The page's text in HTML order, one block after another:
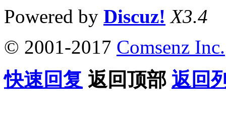
Powered by Discuz! X3.4
© 2001-2017 Comsenz Inc.
快速回复 返回顶部 返回